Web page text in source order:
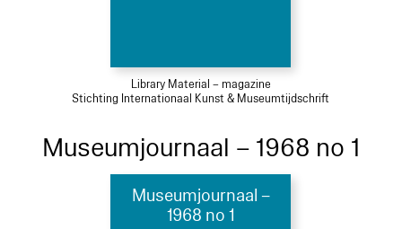
Library Material – magazine
Stichting Internationaal Kunst & Museumtijdschrift
Museumjournaal – 1968 no 1
Museumjournaal –
1968 no 1